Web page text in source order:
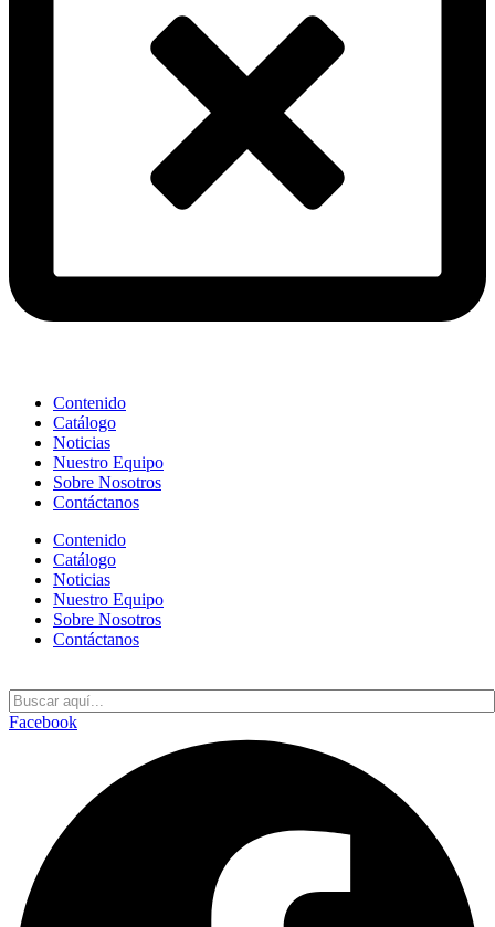
Contenido
Catálogo
Noticias
Nuestro Equipo
Sobre Nosotros
Contáctanos
Contenido
Catálogo
Noticias
Nuestro Equipo
Sobre Nosotros
Contáctanos
Facebook